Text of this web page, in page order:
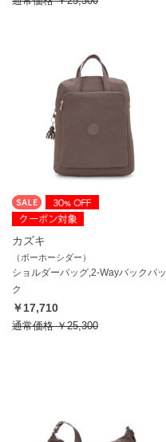
カズキ
（ボーホーシダー）
ショルダーバッグ,2-Wayバックパッ
ク
￥17,710
通常価格￥25,300